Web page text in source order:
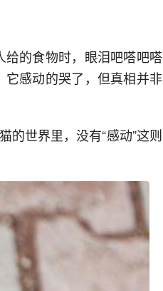
的食物时，眼泪吧嗒吧嗒
感动的哭了，但真相并非
的世界里，没有“感动”这则